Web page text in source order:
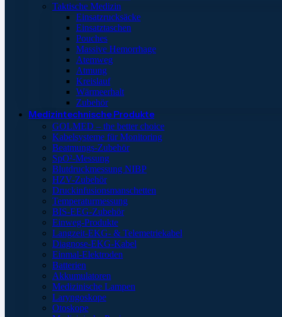
Taktische Medizin
Einsatzrucksäcke
Einsatztaschen
Pouches
Massive Hemorrhage
Atemweg
Atmung
Kreislauf
Wärmeerhalt
Zubehör
Medizintechnische Produkte
GOLMED – the better choice
Kabelsysteme für Monitoring
Beatmungs-Zubehör
SpO²-Messung
Blutdruckmessung NIBP
HZV-Zubehör
Druckinfusionsmanschetten
Temperaturmessung
BIS-EEG-Zubehör
Einweg-Produkte
Langzeit-EKG- & Telemetriekabel
Diagnose-EKG-Kabel
Einmal-Elektroden
Batterien
Akkumulatoren
Medizinische Lampen
Laryngoskope
Otoskope